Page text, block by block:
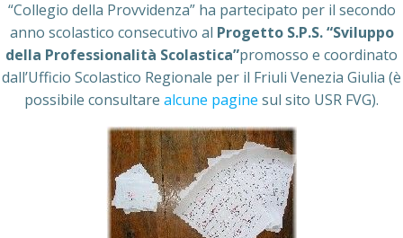
“Collegio della Provvidenza” ha partecipato per il secondo
anno scolastico consecutivo al Progetto S.P.S. “Sviluppo
della Professionalità Scolastica”promosso e coordinato
dall’Ufficio Scolastico Regionale per il Friuli Venezia Giulia (è
possibile consultare alcune pagine sul sito USR FVG).